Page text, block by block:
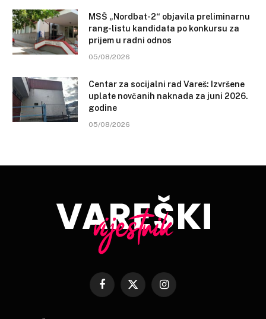
MSŠ „Nordbat-2“ objavila preliminarnu
rang-listu kandidata po konkursu za
prijem u radni odnos
05/08/2026
Centar za socijalni rad Vareš: Izvršene
uplate novčanih naknada za juni 2026.
godine
05/08/2026
Facebook
X
Instagram